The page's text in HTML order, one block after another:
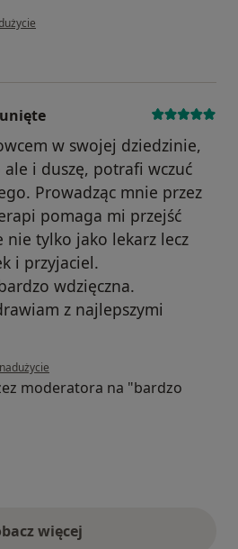
Konto zostało usunięte
w swojej dziedzinie,
ale i duszę, potrafi wczuć
Prowadząc mnie przez
pomaga mi przejść
nie tylko jako lekarz lecz
i przyjaciel.
wdzięczna.
z najlepszymi
użytkownika Konto zostało usunięte
moderatora na "bardzo
więcej
opinie powyżej